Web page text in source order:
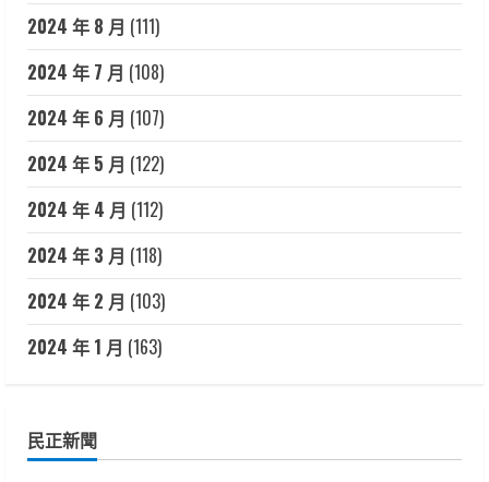
2024 年 8 月 (111)
2024 年 7 月 (108)
2024 年 6 月 (107)
2024 年 5 月 (122)
2024 年 4 月 (112)
2024 年 3 月 (118)
2024 年 2 月 (103)
2024 年 1 月 (163)
民正新聞